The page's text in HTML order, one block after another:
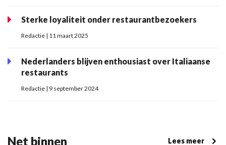
Sterke loyaliteit onder restaurantbezoekers
Redactie | 11 maart 2025
Nederlanders blijven enthousiast over Italiaanse
restaurants
Redactie | 9 september 2024
Net binnen Lees meer